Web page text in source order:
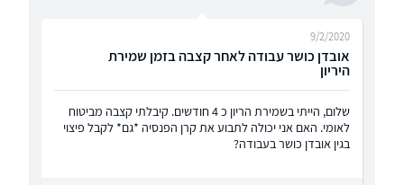
אובדן כושר עבודה לאחר קצבה בזמן שמירת
היריון
9/2/2020
שלום, הייתי בשמירת הריון כ 4 חודשים. קיבלתי קצבה מביטוח
לאומי. האם אני יכולה לתבוע את קרן הפנסיה *גם* לקבל פיצוי
בגין אובדן כושר בעבודה?